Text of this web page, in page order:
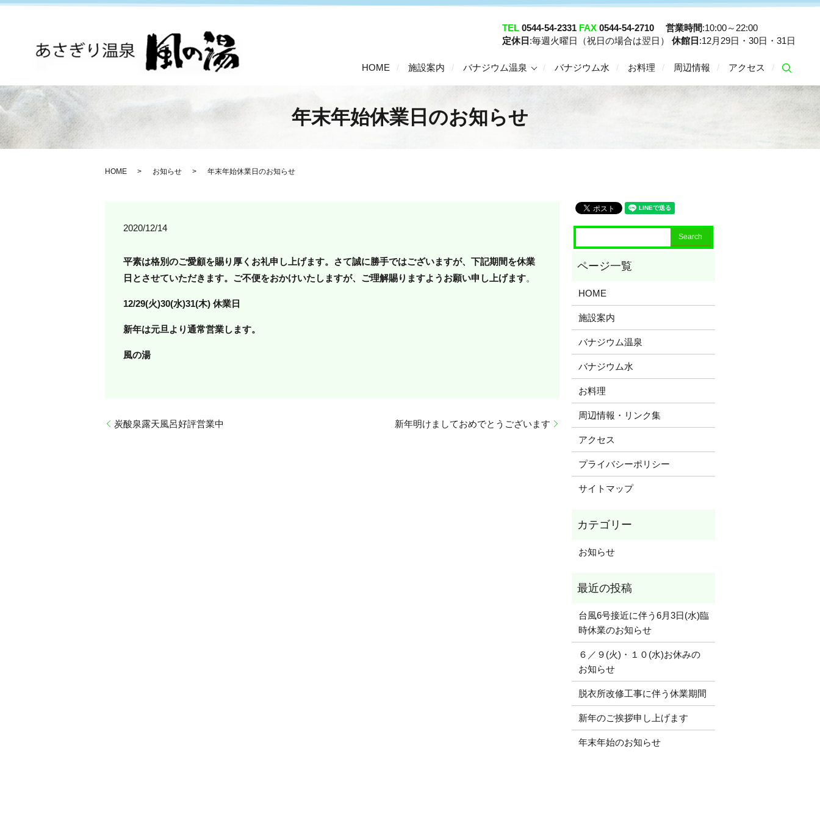
TEL0544-54-2331 FAX0544-54-2710 営業時間:10:00～22:00
定休日 :毎週火曜日（祝日の場合は翌日） 休館日 :12月29日・30日・31日
HOME 施設案内 バナジウム温泉 バナジウム水 お料理 周辺情報 アクセス
年末年始休業日のお知らせ
HOME お知らせ 年末年始休業日のお知らせ
2020/12/14
平素は格別のご愛顧を賜り厚くお礼申し上げます。さて誠に勝手ではございますが、下記期間を休業
日とさせていただきます。ご不便をおかけいたしますが、ご理解賜りますようお願い申し上げます。
12/29(火)30(水)31(木) 休業日
新年は元旦より通常営業します。
風の湯
炭酸泉露天風呂好評営業中 新年明けましておめでとうございます
HOME
施設案内
バナジウム温泉
バナジウム水
お料理
周辺情報・リンク集
アクセス
プライバシーポリシー
サイトマップ
お知らせ
台風6号接近に伴う6月3日(水)臨
時休業のお知らせ
６／９(火)・１０(水)お休みの
お知らせ
脱衣所改修工事に伴う休業期間
新年のご挨拶申し上げます
年末年始のお知らせ